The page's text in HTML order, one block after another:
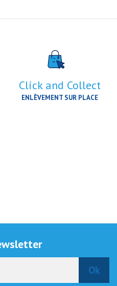
Click and Collect
ENLÈVEMENT SUR PLACE